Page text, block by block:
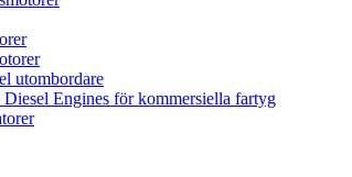
utombordare
Engines för kommersiella fartyg